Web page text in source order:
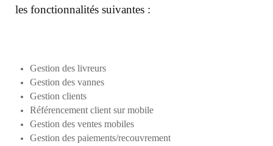
les fonctionnalités suivantes :
Gestion des livreurs
Gestion des vannes
Gestion clients
Référencement client sur mobile
Gestion des ventes mobiles
Gestion des paiements/recouvrement